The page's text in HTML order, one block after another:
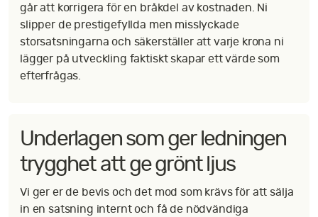
går att korrigera för en bråkdel av kostnaden. Ni
slipper de prestigefyllda men misslyckade
storsatsningarna och säkerställer att varje krona ni
lägger på utveckling faktiskt skapar ett värde som
efterfrågas.
Underlagen som ger ledningen
trygghet att ge grönt ljus
Vi ger er de bevis och det mod som krävs för att sälja
in en satsning internt och få de nödvändiga